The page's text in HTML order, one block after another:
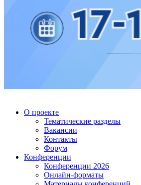
О проекте
Тематические разделы
Вакансии
Контакты
Форум
Конференции
Конференции 2026
Онлайн-форматы